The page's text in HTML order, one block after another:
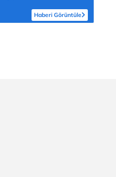
Haberi Görüntüle